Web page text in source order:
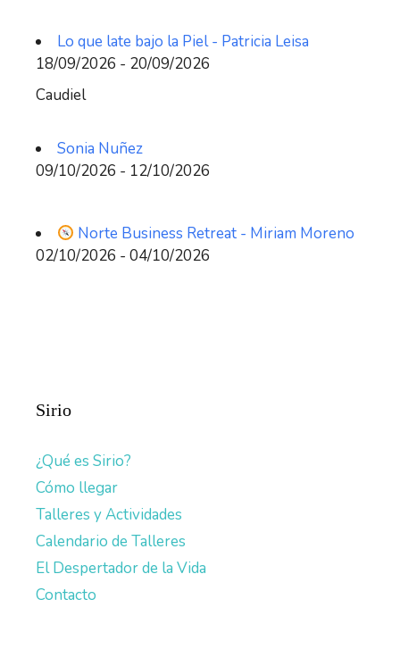
Lo que late bajo la Piel - Patricia Leisa
18/09/2026 - 20/09/2026
Caudiel
Sonia Nuñez
09/10/2026 - 12/10/2026
Norte Business Retreat - Miriam Moreno
02/10/2026 - 04/10/2026
Sirio
¿Qué es Sirio?
Cómo llegar
Talleres y Actividades
Calendario de Talleres
El Despertador de la Vida
Contacto